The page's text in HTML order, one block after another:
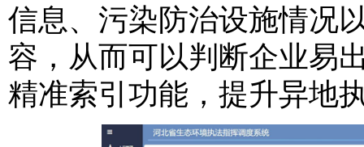
信息、污染防治设施情况
容，从而可以判断企业易
精准索引功能，提升异地